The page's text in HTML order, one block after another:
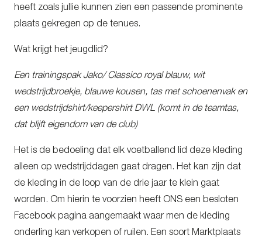
heeft zoals jullie kunnen zien een passende prominente
plaats gekregen op de tenues.
Wat krijgt het jeugdlid?
Een trainingspak Jako/ Classico royal blauw, wit
wedstrijdbroekje, blauwe kousen, tas met schoenenvak en
een wedstrijdshirt/keepershirt DWL (komt in de teamtas,
dat blijft eigendom van de club)
Het is de bedoeling dat elk voetballend lid deze kleding
alleen op wedstrijddagen gaat dragen. Het kan zijn dat
de kleding in de loop van de drie jaar te klein gaat
worden. Om hierin te voorzien heeft ONS een besloten
Facebook pagina aangemaakt waar men de kleding
onderling kan verkopen of ruilen. Een soort Marktplaats